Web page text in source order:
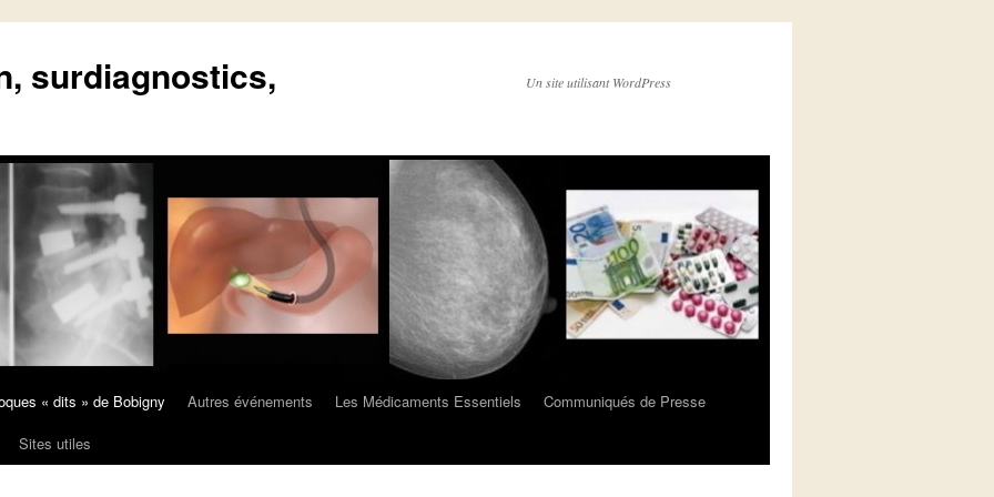
surdiagnostics,
Un site utilisant WordPress
« dits » de Bobigny Autres événements Les Médicaments Essentiels
Communiqués de Presse
Sites utiles